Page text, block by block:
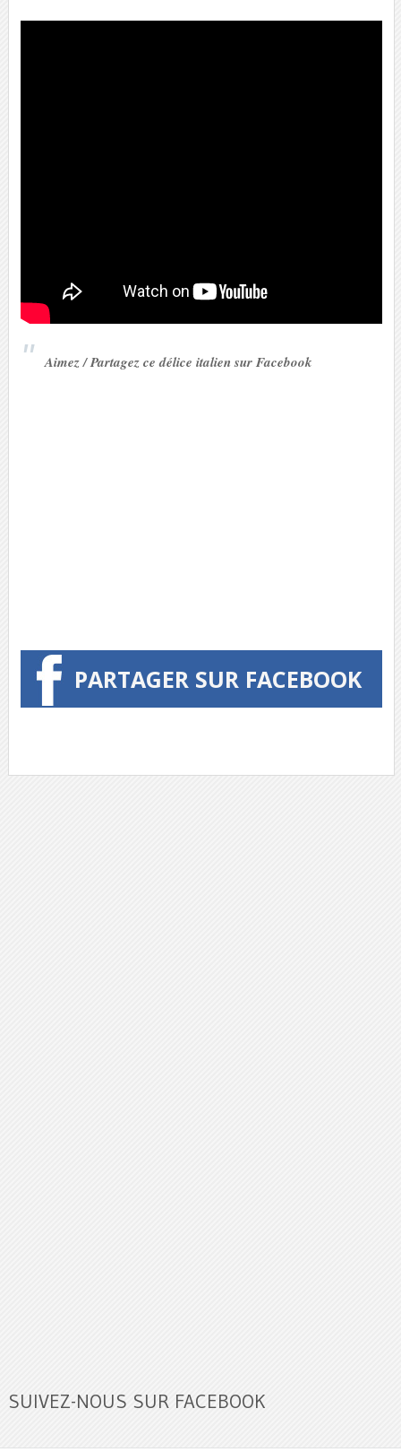
Aimez / Partagez ce délice italien sur Facebook
PARTAGER SUR FACEBOOK
SUIVEZ-NOUS SUR FACEBOOK